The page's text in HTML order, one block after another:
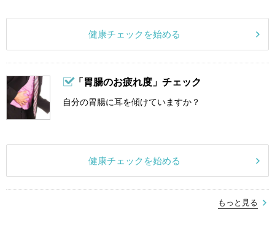
健康チェックを始める
「胃腸のお疲れ度」チェック
自分の胃腸に耳を傾けていますか？
健康チェックを始める
もっと見る